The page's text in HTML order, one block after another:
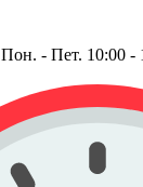
Пон. - Пет. 10:00 -